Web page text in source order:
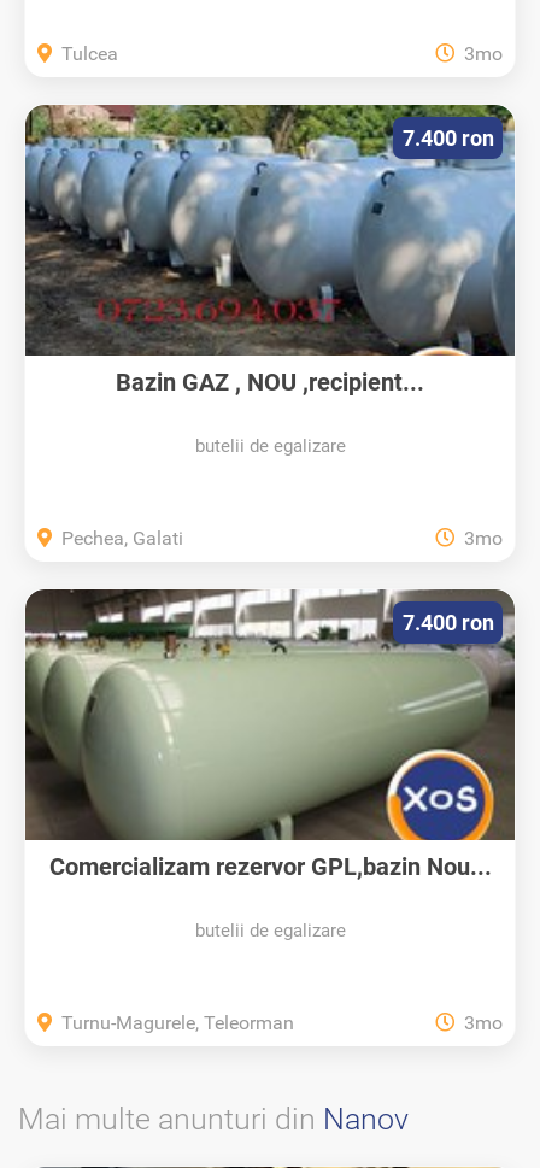
Tulcea 3mo
Bazin GAZ , NOU ,recipient...
butelii de egalizare
7.400 ron
Pechea, Galati 3mo
Comercializam rezervor GPL,bazin Nou...
butelii de egalizare
7.400 ron
Turnu-Magurele, Teleorman 3mo
Mai multe anunturi din Nanov